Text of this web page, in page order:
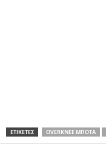
ΕΤΙΚΕΤΕΣ OVERKNEE ΜΠΌΤΑ